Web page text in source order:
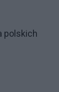
polskich